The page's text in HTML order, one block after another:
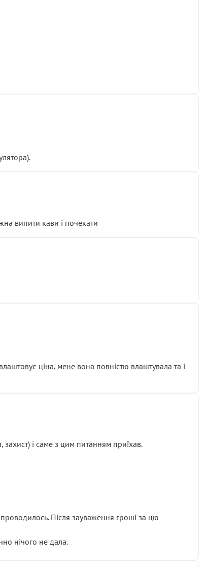
випити кави і почекати
ціна, мене вона повністю влаштувала та і
і саме з цим питанням приїхав.
Після зауваження гроші за цю
нічого не дала.